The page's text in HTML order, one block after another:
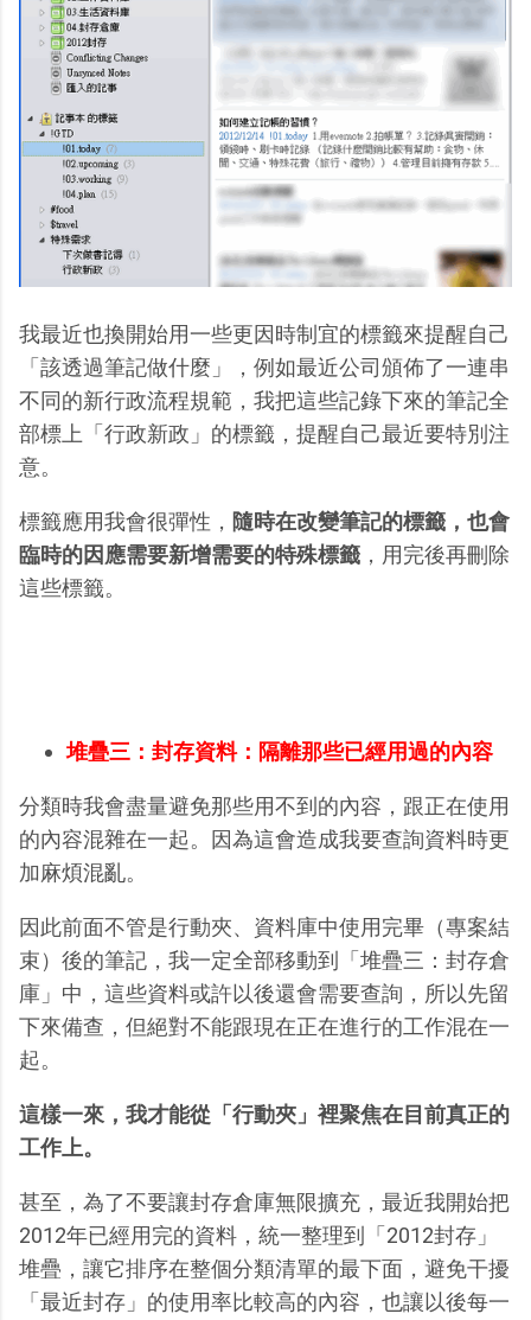
我最近也換開始用一些更因時制宜的標籤來提醒自己
「該透過筆記做什麼」，例如最近公司頒佈了一連串
不同的新行政流程規範，我把這些記錄下來的筆記全
部標上「行政新政」的標籤，提醒自己最近要特別注
意。
標籤應用我會很彈性， 隨時在改變筆記的標籤，也會
臨時的因應需要新增需要的特殊標籤 ，用完後再刪除
這些標籤。
堆疊三：封存資料：隔離那些已經用過的內容
分類時我會盡量避免那些用不到的內容，跟正在使用
的內容混雜在一起。因為這會造成我要查詢資料時更
加麻煩混亂。
因此前面不管是行動夾、資料庫中使用完畢（專案結
束）後的筆記，我一定全部移動到「堆疊三：封存倉
庫」中，這些資料或許以後還會需要查詢，所以先留
下來備查，但絕對不能跟現在正在進行的工作混在一
起。
這樣一來，我才能從「行動夾」裡聚焦在目前真正的
工作上。
甚至，為了不要讓封存倉庫無限擴充，最近我開始把
2012年已經用完的資料，統一整理到「2012封存」
堆疊，讓它排序在整個分類清單的最下面，避免干擾
「最近封存」的使用率比較高的內容，也讓以後每一